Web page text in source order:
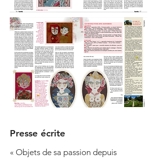
Presse écrite
« Objets de sa passion depuis